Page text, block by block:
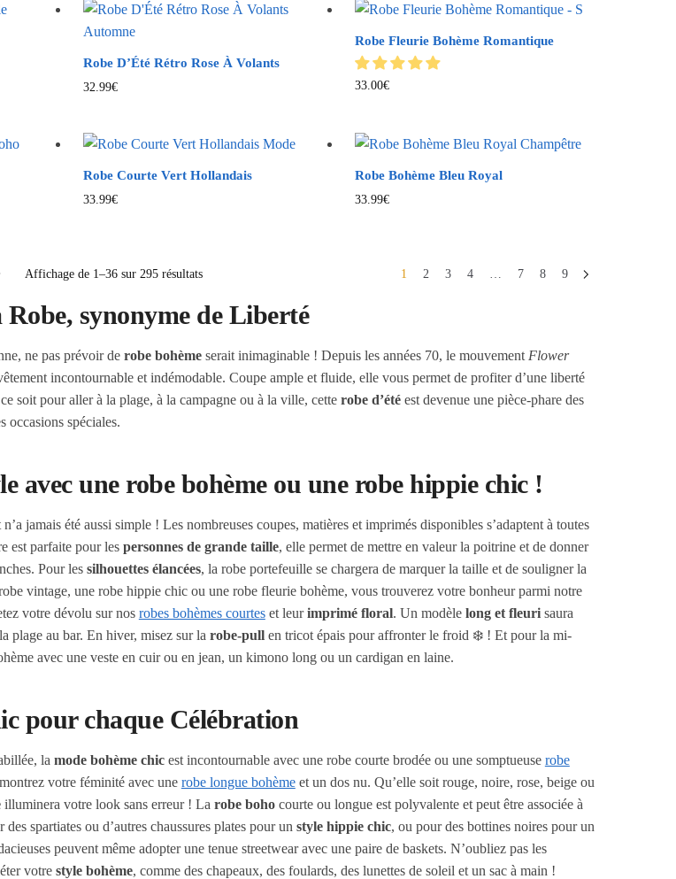
Robe D’Été Rétro Rose À Volants
32.99€
Robe Fleurie Bohème Romantique
33.00€
Robe Courte Vert Hollandais
33.99€
Robe Bohème Bleu Royal
33.99€
Affichage de 1–36 sur 295 résultats 1 2 3 4 … 7 8 9
Robe, synonyme de Liberté
ne pas prévoir de robe bohèmeserait inimaginable ! Depuis les années 70, le mouvement Flower
incontournable et indémodable. Coupe ample et fluide, elle vous permet de profiter d’une liberté
soit pour aller à la plage, à la campagne ou à la ville, cette robe d’étéest devenue une pièce-phare des
occasions spéciales.
avec une robe bohème ou une robe hippie chic !
jamais été aussi simple ! Les nombreuses coupes, matières et imprimés disponibles s’adaptent à toutes
est parfaite pour les personnes de grande taille, elle permet de mettre en valeur la poitrine et de donner
Pour les silhouettes élancées, la robe portefeuille se chargera de marquer la taille et de souligner la
vintage, une robe hippie chic ou une robe fleurie bohème, vous trouverez votre bonheur parmi notre
votre dévolu sur nos robes bohèmes courteset leurimprimé floral. Un modèle long et fleurisaura
plage au bar. En hiver, misez sur la robe-pullen tricot épais pour affronter le froid ❄️ ! Et pour la mi-
avec une veste en cuir ou en jean, un kimono long ou un cardigan en laine.
pour chaque Célébration
la mode bohème chicest incontournable avec une robe courte brodée ou une somptueuse robe
votre féminité avec une robe longue bohèmeet un dos nu. Qu’elle soit rouge, noire, rose, beige ou
illuminera votre look sans erreur ! La robe bohocourte ou longue est polyvalente et peut être associée à
spartiates ou d’autres chaussures plates pour un style hippie chic, ou pour des bottines noires pour un
peuvent même adopter une tenue streetwear avec une paire de baskets. N’oubliez pas les
votre style bohème, comme des chapeaux, des foulards, des lunettes de soleil et un sac à main !